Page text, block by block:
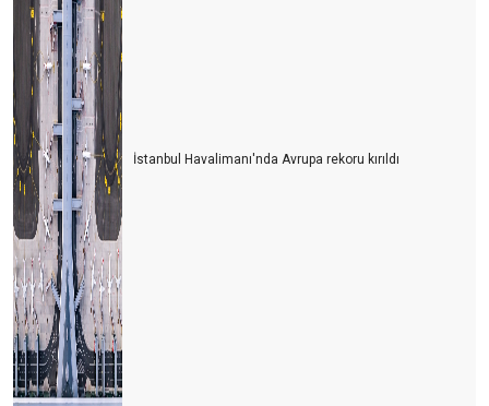
İstanbul Havalimanı'nda Avrupa rekoru kırıldı